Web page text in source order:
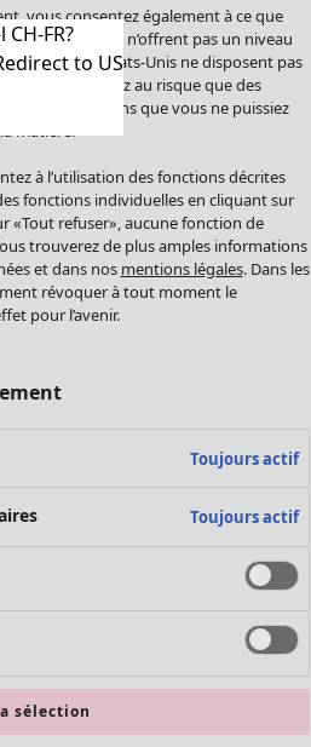
FR?
to US
vous consentez également à ce que
Les États-Unis n’offrent pas un niveau
de l’UE. Les États-Unis ne disposent pas
vous exposez au risque que des
personnel sans que vous ne puissiez
matière.
à l’utilisation des fonctions décrites
fonctions individuelles en cliquant sur
«Tout refuser», aucune fonction de
trouverez de plus amples informations
et dans nos mentions légales. Dans les
révoquer à tout moment le
pour l’avenir.
Toujours actif
Toujours actif
sélection